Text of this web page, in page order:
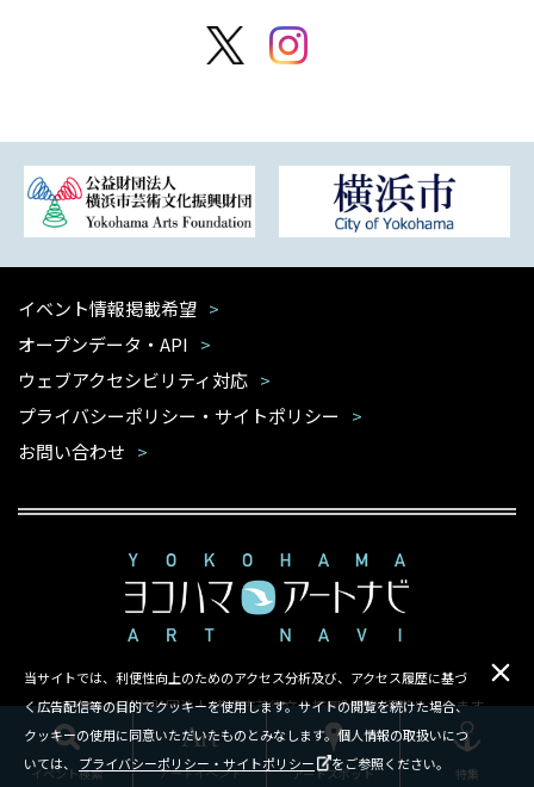
イベント検索 アートイベント アートスポット 特集
当サイトでは、利便性向上のためのアクセス分析及び、アクセス履歴に基づ
く広告配信等の目的でクッキーを使用します。サイトの閲覧を続けた場合、
クッキーの使用に同意いただいたものとみなします。個人情報の取扱いにつ
いては、 プライバシーポリシー・サイトポリシー をご参照ください。
イベント情報掲載希望
オープンデータ・API
ウェブアクセシビリティ対応
プライバシーポリシー・サイトポリシー
お問い合わせ
本サイトは公益財団法人 横浜市芸術文化振興財団が運営しています
Copyright ©Yokohama Arts Foundation.All rights reserved.